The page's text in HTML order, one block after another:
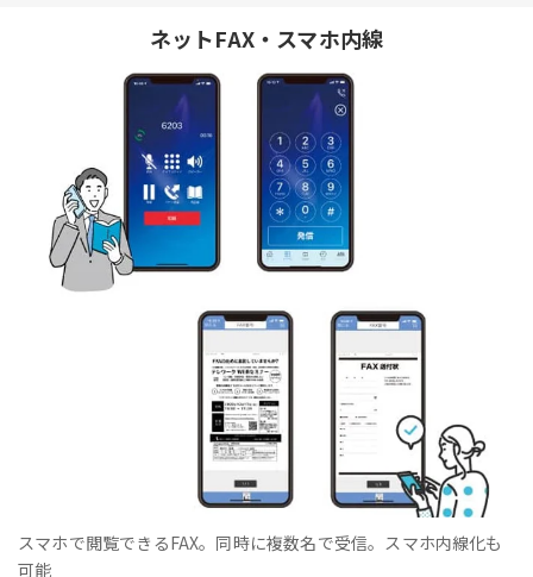
ネットFAX・スマホ内線
スマホで閲覧できるFAX。同時に複数名で受信。スマホ内線化も
可能